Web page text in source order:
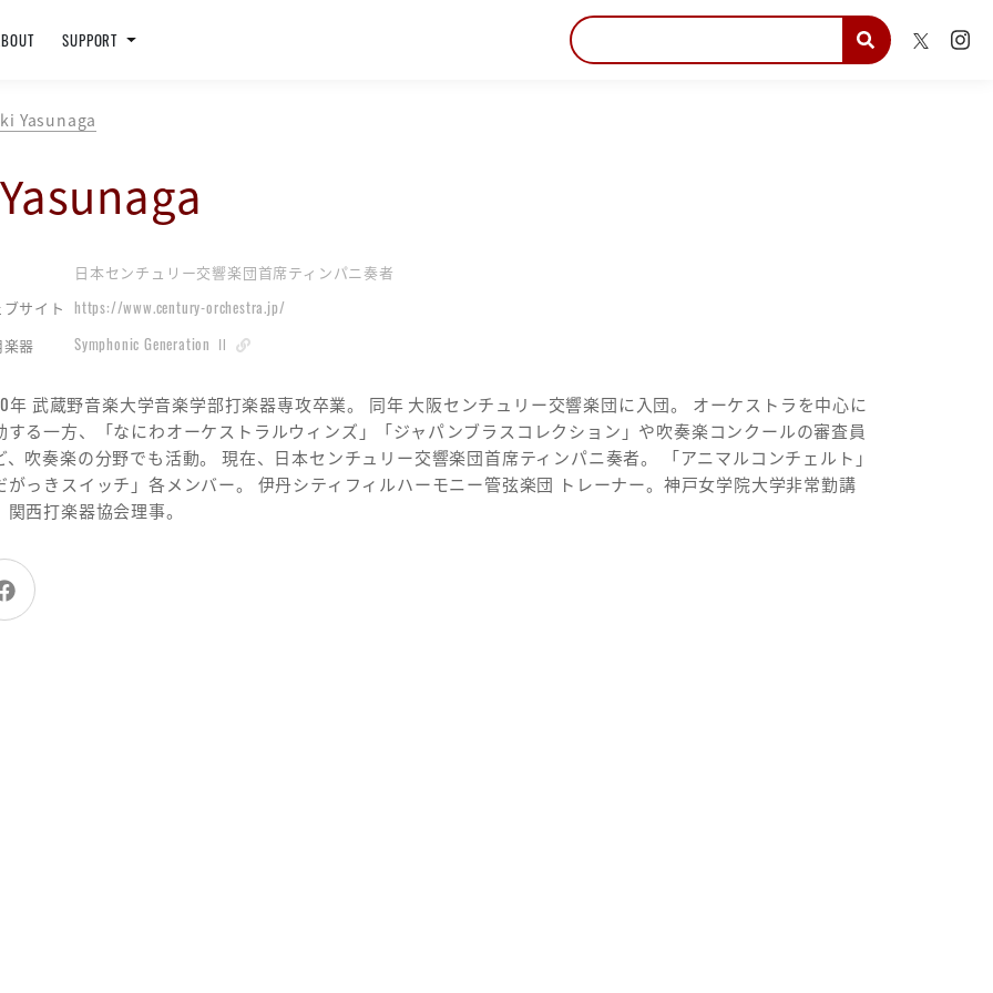
SUPPORT
Yasunaga
日本センチュリー交響楽団首席ティンパニ奏者
サイト https://www.century-orchestra.jp/
器
Symphonic Generation Ⅱ
年 武蔵野音楽大学音楽学部打楽器専攻卒業。 同年 大阪センチュリー交響楽団に入団。 オーケストラを中心に
する一方、「なにわオーケストラルウィンズ」「ジャパンブラスコレクション」や吹奏楽コンクールの審査員
、吹奏楽の分野でも活動。 現在、日本センチュリー交響楽団首席ティンパニ奏者。 「アニマルコンチェルト」
がっきスイッチ」各メンバー。 伊丹シティフィルハーモニー管弦楽団 トレーナー。神戸女学院大学非常勤講
関西打楽器協会理事。